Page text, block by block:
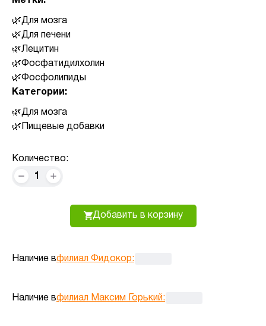
Для мозга
Для печени
Лецитин
Фосфатидилхолин
Фосфолипиды
Категории:
Для мозга
Пищевые добавки
Количество:
1
Добавить в корзину
Наличие вфилиал Фидокор:
Наличие вфилиал Максим Горький: